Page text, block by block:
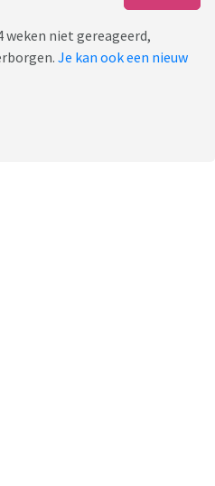
weken niet gereageerd,
Je kan ook een nieuw